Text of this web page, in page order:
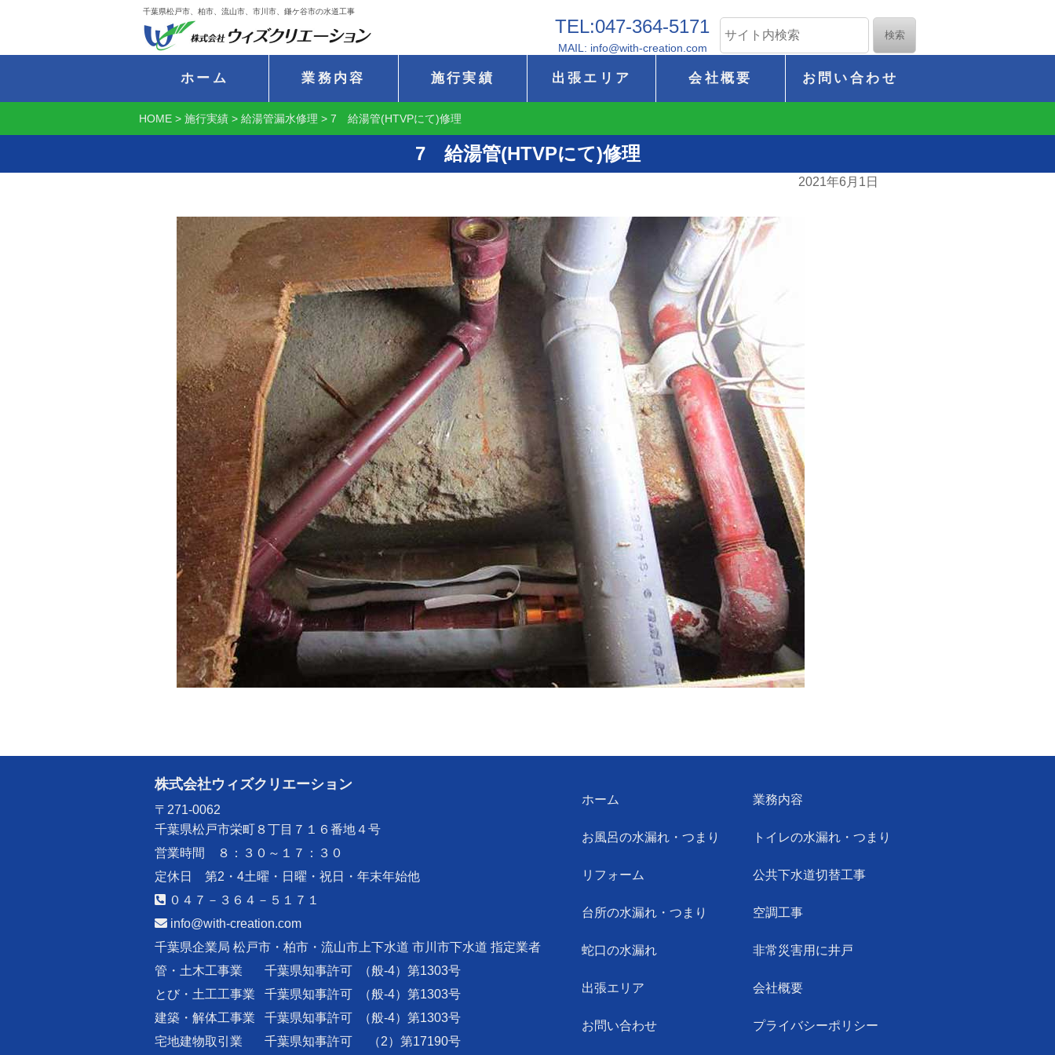
千葉県松戸市、柏市、流山市、市川市、鎌ケ谷市の水道工事
TEL:047-364-5171
MAIL: info@with-creation.com
ホーム 業務内容 施行実績 出張エリア 会社概要 お問い合わせ
HOME > 施行実績 > 給湯管漏水修理 > 7 給湯管(HTVPにて)修理
7 給湯管(HTVPにて)修理
2021年6月1日
株式会社ウィズクリエーション
〒271-0062
千葉県松戸市栄町８丁目７１６番地４号
営業時間 ８：３０～１７：３０
定休日 第2・4土曜・日曜・祝日・年末年始他
０４７－３６４－５１７１
info@with-creation.com
千葉県企業局 松戸市・柏市・流山市上下水道 市川市下水道 指定業者
管・土木工事業
千葉県知事許可
（般-4）第1303号
とび・土工工事業
千葉県知事許可
（般-4）第1303号
建築・解体工事業
千葉県知事許可
（般-4）第1303号
宅地建物取引業
千葉県知事許可 （2）第17190号
ホーム 業務内容
お風呂の水漏れ・つまり トイレの水漏れ・つまり
リフォーム 公共下水道切替工事
台所の水漏れ・つまり 空調工事
蛇口の水漏れ 非常災害用に井戸
出張エリア 会社概要
お問い合わせ プライバシーポリシー